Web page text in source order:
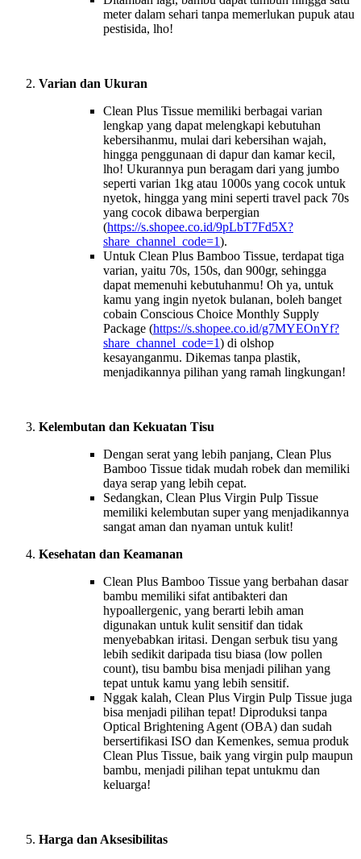
meter dalam sehari tanpa memerlukan pupuk atau
pestisida, lho!
Varian dan Ukuran
Clean Plus Tissue memiliki berbagai varian
lengkap yang dapat melengkapi kebutuhan
kebersihanmu, mulai dari kebersihan wajah,
hingga penggunaan di dapur dan kamar kecil,
lho! Ukurannya pun beragam dari yang jumbo
seperti varian 1kg atau 1000s yang cocok untuk
nyetok, hingga yang mini seperti travel pack 70s
yang cocok dibawa berpergian
(https://s.shopee.co.id/9pLbT7Fd5X?
share_channel_code=1).
Untuk Clean Plus Bamboo Tissue, terdapat tiga
varian, yaitu 70s, 150s, dan 900gr, sehingga
dapat memenuhi kebutuhanmu! Oh ya, untuk
kamu yang ingin nyetok bulanan, boleh banget
cobain Conscious Choice Monthly Supply
Package (https://s.shopee.co.id/g7MYEOnYf?
share_channel_code=1) di olshop
kesayanganmu. Dikemas tanpa plastik,
menjadikannya pilihan yang ramah lingkungan!
Kelembutan dan Kekuatan Tisu
Dengan serat yang lebih panjang, Clean Plus
Bamboo Tissue tidak mudah robek dan memiliki
daya serap yang lebih cepat.
Sedangkan, Clean Plus Virgin Pulp Tissue
memiliki kelembutan super yang menjadikannya
sangat aman dan nyaman untuk kulit!
Kesehatan dan Keamanan
Clean Plus Bamboo Tissue yang berbahan dasar
bambu memiliki sifat antibakteri dan
hypoallergenic, yang berarti lebih aman
digunakan untuk kulit sensitif dan tidak
menyebabkan iritasi. Dengan serbuk tisu yang
lebih sedikit daripada tisu biasa (low pollen
count), tisu bambu bisa menjadi pilihan yang
tepat untuk kamu yang lebih sensitif.
Nggak kalah, Clean Plus Virgin Pulp Tissue juga
bisa menjadi pilihan tepat! Diproduksi tanpa
Optical Brightening Agent (OBA) dan sudah
bersertifikasi ISO dan Kemenkes, semua produk
Clean Plus Tissue, baik yang virgin pulp maupun
bambu, menjadi pilihan tepat untukmu dan
keluarga!
Harga dan Aksesibilitas